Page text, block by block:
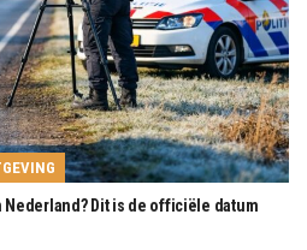
Dit is de officiële datum